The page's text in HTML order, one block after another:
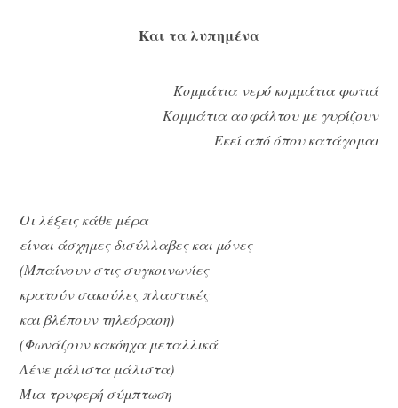
Και τα λυπημένα
Κομμάτια νερό κομμάτια φωτιά
Κομμάτια ασφάλτου με γυρίζουν
Εκεί από όπου κατάγομαι
Οι λέξεις κάθε μέρα
είναι άσχημες δισύλλαβες και μόνες
(Μπαίνουν στις συγκοινωνίες
κρατούν σακούλες πλαστικές
και βλέπουν τηλεόραση)
(Φωνάζουν κακόηχα μεταλλικά
Λένε μάλιστα μάλιστα)
Μια τρυφερή σύμπτωση